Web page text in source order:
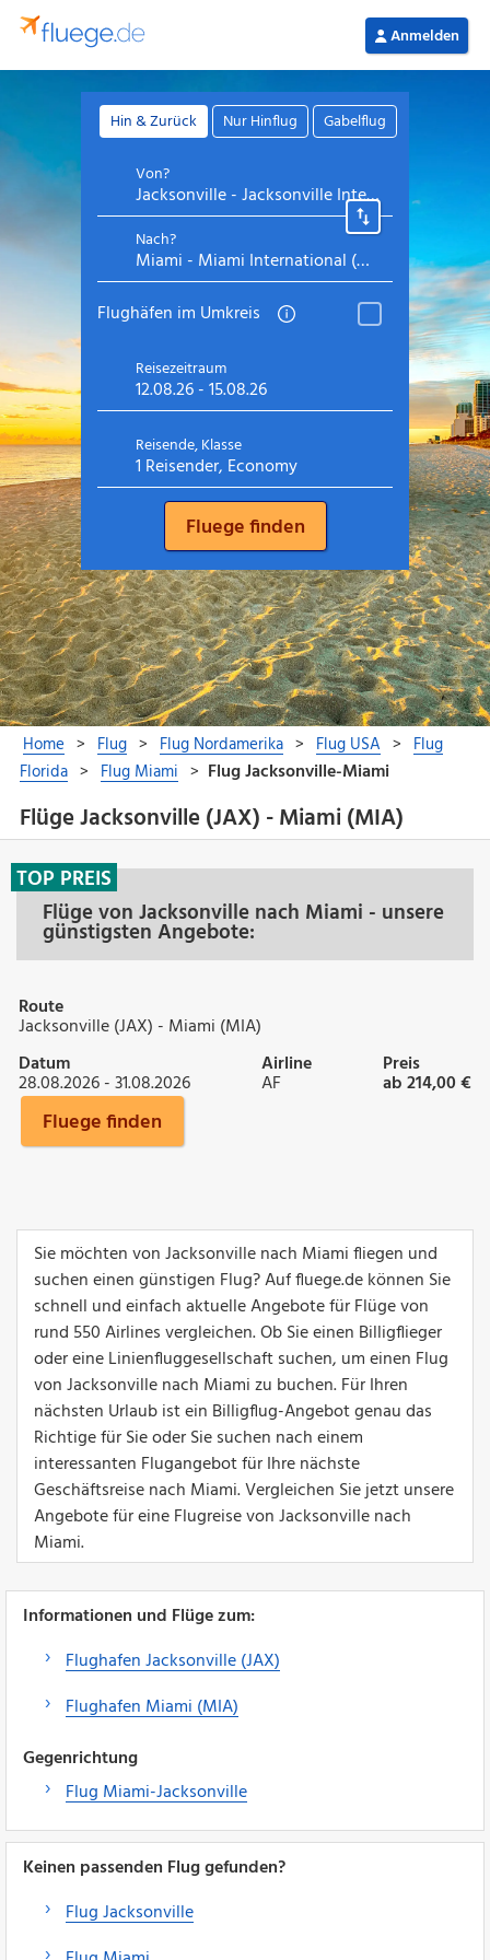
Flüge Jacksonville (JAX) - Miami (MIA)
Flüge von Jacksonville nach Miami - unsere
günstigsten Angebote:
TOP PREIS
Route
Jacksonville (JAX) - Miami (MIA)
Datum
28.08.2026 - 31.08.2026
Airline
AF
Preis
ab 214,00 €
Fluege finden
Sie möchten von Jacksonville nach Miami fliegen und
suchen einen günstigen Flug? Auf fluege.de können Sie
schnell und einfach aktuelle Angebote für Flüge von
rund 550 Airlines vergleichen. Ob Sie einen Billigflieger
oder eine Linienfluggesellschaft suchen, um einen Flug
von Jacksonville nach Miami zu buchen. Für Ihren
nächsten Urlaub ist ein Billigflug-Angebot genau das
Richtige für Sie oder Sie suchen nach einem
interessanten Flugangebot für Ihre nächste
Geschäftsreise nach Miami. Vergleichen Sie jetzt unsere
Angebote für eine Flugreise von Jacksonville nach
Miami.
Informationen und Flüge zum:
Flughafen Jacksonville (JAX)
Flughafen Miami (MIA)
Gegenrichtung
Flug Miami-Jacksonville
Keinen passenden Flug gefunden?
Flug Jacksonville